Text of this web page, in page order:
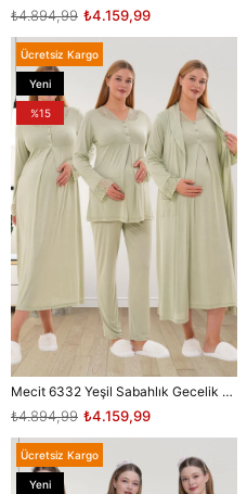
₺4.159,99
₺4.894,99
Mecit 6332 Yeşil Sabahlık Gecelik Pijama Hamile Lohusa Set
₺4.159,99
₺4.894,99
Ücretsiz Kargo
Yeni
Ürün
%15
Ücretsiz Kargo
Yeni